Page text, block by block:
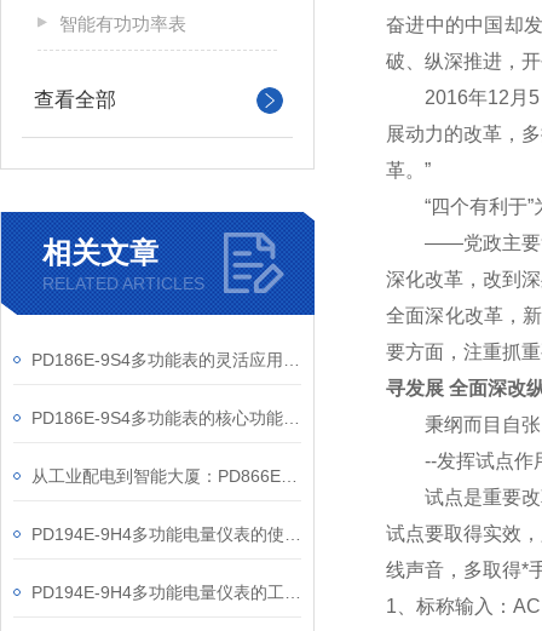
智能有功功率表
查看全部
相关文章
RELATED ARTICLES
奋进中的中国却
破、纵深推进，
2016年12月5
展动力的改革，
革。”
“四个有利于”
——党政主要负
深化改革，改到
全面深化改革，
要方面，注重抓
寻发展 全面深改
秉纲而目自张，
--发挥试点作用
试点是重要改
试点要取得实效
线声音，多取得*
1 、标称输入：